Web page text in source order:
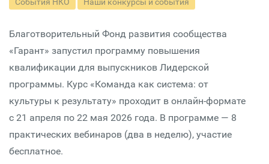
Благотворительный Фонд развития сообщества
«Гарант» запустил программу повышения
квалификации для выпускников Лидерской
программы. Курс «Команда как система: от
культуры к результату» проходит в онлайн-формате
с 21 апреля по 22 мая 2026 года. В программе — 8
практических вебинаров (два в неделю), участие
бесплатное.